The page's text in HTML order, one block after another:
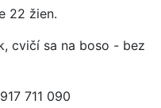
22 žien.
cvičí sa na boso - bez
711 090